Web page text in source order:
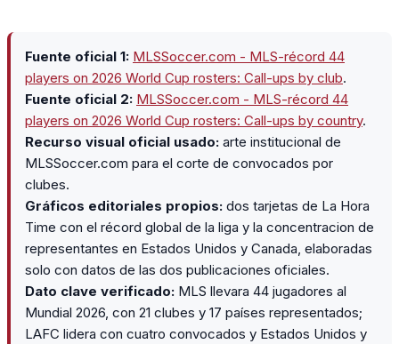
Fuente oficial 1: MLSSoccer.com - MLS-récord 44
players on 2026 World Cup rosters: Call-ups by club.
Fuente oficial 2: MLSSoccer.com - MLS-récord 44
players on 2026 World Cup rosters: Call-ups by country.
Recurso visual oficial usado: arte institucional de
MLSSoccer.com para el corte de convocados por
clubes.
Gráficos editoriales propios: dos tarjetas de La Hora
Time con el récord global de la liga y la concentracion de
representantes en Estados Unidos y Canada, elaboradas
solo con datos de las dos publicaciones oficiales.
Dato clave verificado: MLS llevara 44 jugadores al
Mundial 2026, con 21 clubes y 17 países representados;
LAFC lidera con cuatro convocados y Estados Unidos y